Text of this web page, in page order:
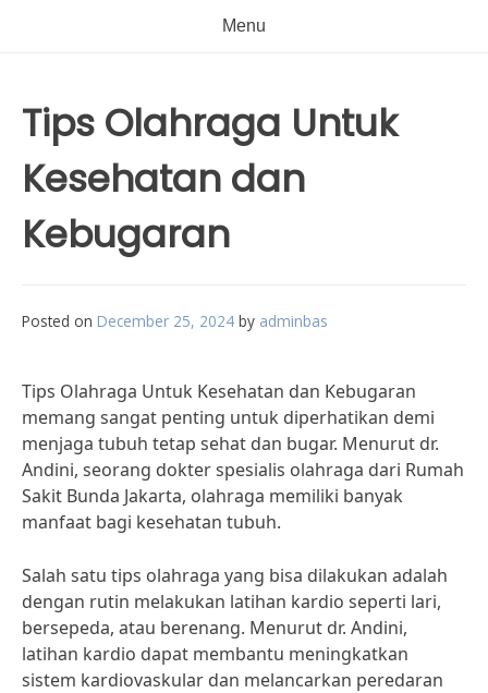
Menu
Tips Olahraga Untuk
Kesehatan dan
Kebugaran
Posted on December 25, 2024 by adminbas
Tips Olahraga Untuk Kesehatan dan Kebugaran
memang sangat penting untuk diperhatikan demi
menjaga tubuh tetap sehat dan bugar. Menurut dr.
Andini, seorang dokter spesialis olahraga dari Rumah
Sakit Bunda Jakarta, olahraga memiliki banyak
manfaat bagi kesehatan tubuh.
Salah satu tips olahraga yang bisa dilakukan adalah
dengan rutin melakukan latihan kardio seperti lari,
bersepeda, atau berenang. Menurut dr. Andini,
latihan kardio dapat membantu meningkatkan
sistem kardiovaskular dan melancarkan peredaran